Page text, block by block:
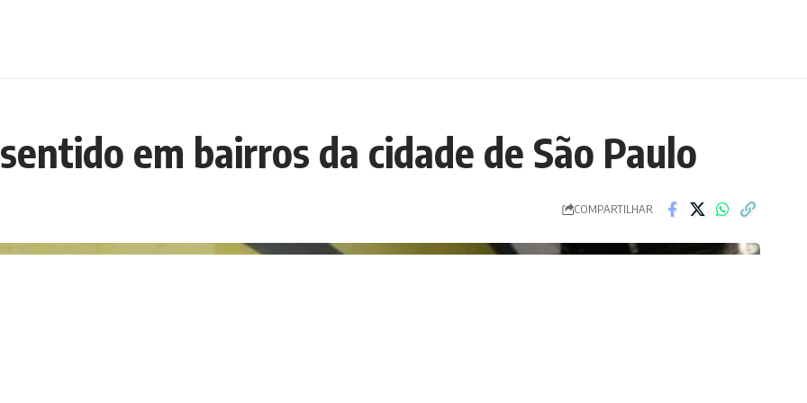
em bairros da cidade de São Paulo
COMPARTILHAR